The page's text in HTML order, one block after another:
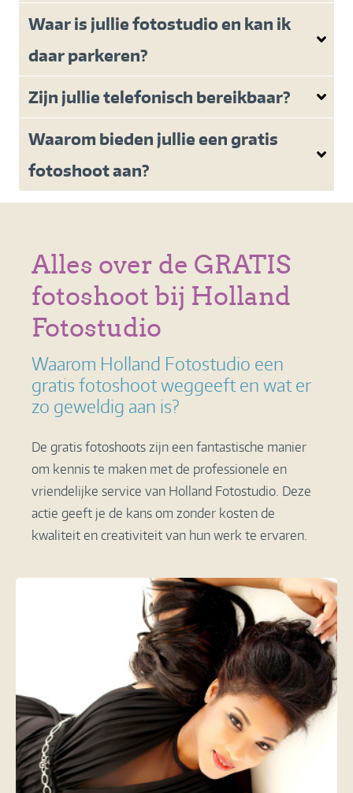
Waar is jullie fotostudio en kan ik
daar parkeren?
Zijn jullie telefonisch bereikbaar?
Waarom bieden jullie een gratis
fotoshoot aan?
Alles over de GRATIS
fotoshoot bij Holland
Fotostudio
Waarom Holland Fotostudio een
gratis fotoshoot weggeeft en wat er
zo geweldig aan is?
De gratis fotoshoots zijn een fantastische manier
om kennis te maken met de professionele en
vriendelijke service van Holland Fotostudio. Deze
actie geeft je de kans om zonder kosten de
kwaliteit en creativiteit van hun werk te ervaren.